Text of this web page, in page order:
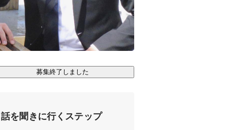
募集終了しました
話を聞きに行くステップ